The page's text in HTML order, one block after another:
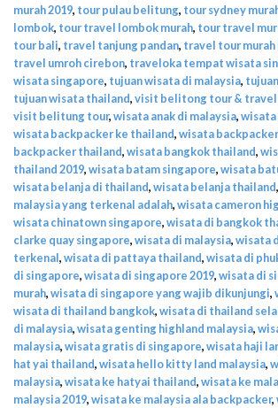
murah 2019, tour pulau belitung, tour sydney
lombok, tour travel lombok murah, tour travel
tour bali, travel tanjung pandan, travel tour murah
travel umroh cirebon, traveloka tempat wisata
wisata singapore, tujuan wisata di malaysia,
tujuan wisata thailand,visit belitong tour & travel
visit belitung tour,wisata anak di malaysia,wisata
wisata backpacker ke thailand,wisata
backpacker thailand,wisata bangkok thailand,
thailand 2019,wisata batam singapore,wisata
wisata belanja di thailand,wisata belanja thailand,
malaysia yang terkenal adalah,wisata cameron
wisata chinatown singapore,wisata di bangkok
clarke quay singapore,wisata di malaysia,wisata
terkenal,wisata di pattaya thailand,wisata di
di singapore,wisata di singapore 2019,wisata di
murah,wisata di singapore yang wajib dikunjungi,
wisata di thailand bangkok,wisata di thailand
di malaysia,wisata genting highland malaysia,
malaysia,wisata gratis di singapore,wisata haji
hat yai thailand,wisata hello kitty land malaysia,
malaysia,wisata ke hatyai thailand,wisata ke
malaysia 2019,wisata ke malaysia ala backpacker,